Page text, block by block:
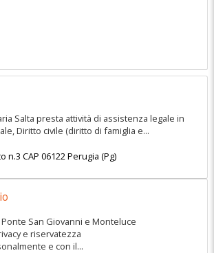
Salta presta attività di assistenza legale in
Diritto civile (diritto di famiglia e...
n.3 CAP06122Perugia (Pg)
San Giovanni e Monteluce
e riservatezza
e con il...